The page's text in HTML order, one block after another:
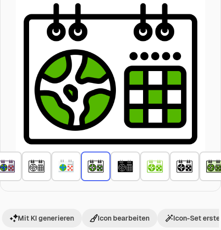
Mit KI generieren Icon bearbeiten Icon-Set